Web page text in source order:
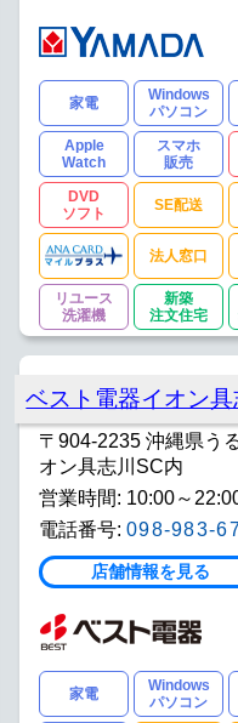
家電
Windows
パソコン
Apple
Watch
スマホ
販売
DVD
ソフト
SE配送
法人窓口
リユース
洗濯機
新築
注文住宅
ベスト電器イオン
〒904-2235 沖縄県う
オン具志川SC内
営業時間: 10:00～
電話番号: 098-983-
店舗情報を見る
家電
Windows
パソコン